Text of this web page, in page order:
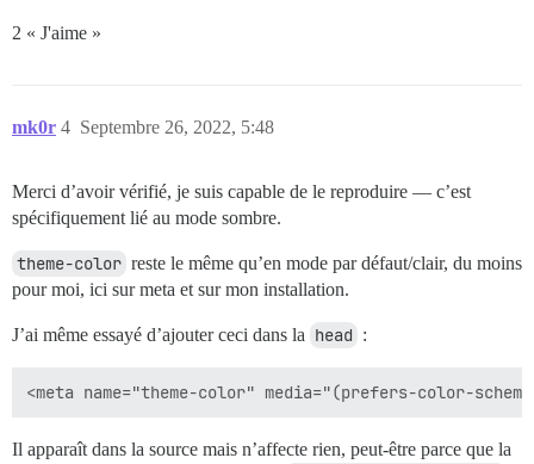
2 « J'aime »
mk0r Septembre 26, 2022, 5:48
4
Merci d’avoir vérifié, je suis capable de le reproduire — c’est
spécifiquement lié au mode sombre.
theme-color reste le même qu’en mode par défaut/clair, du moins
pour moi, ici sur meta et sur mon installation.
J’ai même essayé d’ajouter ceci dans la head :
Il apparaît dans la source mais n’affecte rien, peut-être parce que la